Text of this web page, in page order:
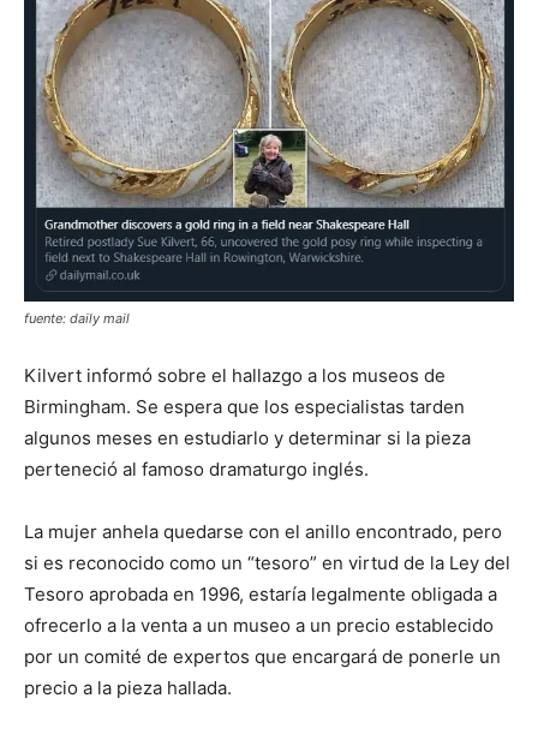
fuente: daily mail
Kilvert informó sobre el hallazgo a los museos de
Birmingham. Se espera que los especialistas tarden
algunos meses en estudiarlo y determinar si la pieza
perteneció al famoso dramaturgo inglés.
La mujer anhela quedarse con el anillo encontrado, pero
si es reconocido como un “tesoro” en virtud de la Ley del
Tesoro aprobada en 1996, estaría legalmente obligada a
ofrecerlo a la venta a un museo a un precio establecido
por un comité de expertos que encargará de ponerle un
precio a la pieza hallada.